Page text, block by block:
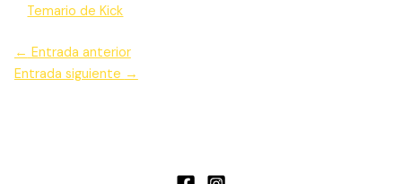
Temario de Kick
← Entrada anterior
Entrada siguiente →